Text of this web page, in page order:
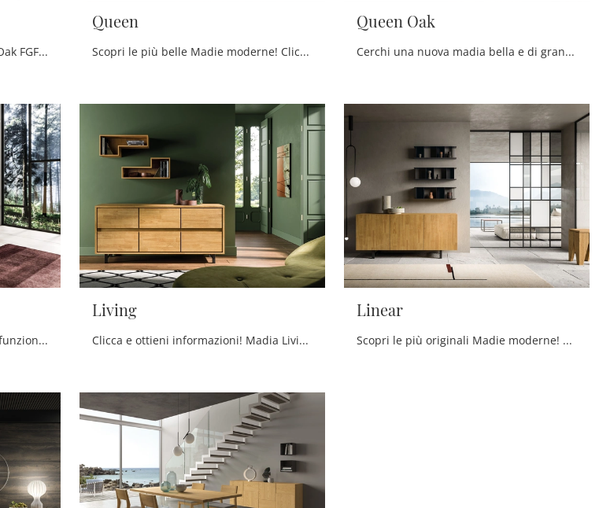
Clicca e scopri la madia Special Oak FGF Mobili: se desideri mobili in legno per stanze moderne, questa è il miglior acquisto per te!
Queen
Scopri le più belle Madie moderne! Clicca e leggi l'articolo: mobile soggiorno Queen in legno laccato, soluzione bella e funzionale.
Queen Oak
Cerchi una nuova madia bella e di grande qualità dalle linee moderne? Ecco a te il modello Queen Oak di FGF Mobili, realizzato in legno.
Cerchi una nuova madia bella e funzionale dalle linee moderne? Ecco a te il modello Mizar di FGF Mobili, realizzato in legno.
Living
Clicca e ottieni informazioni! Madia Living di FGF Mobili in legno: ti sta aspettando per impreziosire le tue stanze moderne.
Linear
Scopri le più originali Madie moderne! Clicca e leggi l'articolo: mobile soggiorno Linear in legno, soluzione funzionale ed esteticamente gradevole.